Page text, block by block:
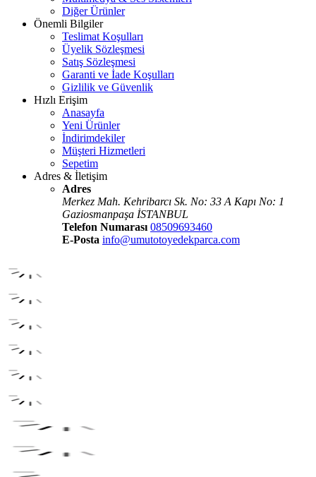
Diğer Ürünler
Önemli Bilgiler
Teslimat Koşulları
Üyelik Sözleşmesi
Satış Sözleşmesi
Garanti ve İade Koşulları
Gizlilik ve Güvenlik
Hızlı Erişim
Anasayfa
Yeni Ürünler
İndirimdekiler
Müşteri Hizmetleri
Sepetim
Adres & İletişim
Adres
Merkez Mah. Kehribarcı Sk. No: 33 A Kapı No: 1
Gaziosmanpaşa İSTANBUL
Telefon Numarası 08509693460
E-Posta info@umutotoyedekparca.com